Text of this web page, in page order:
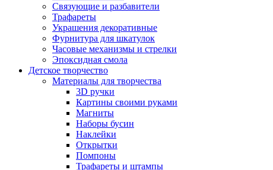
Связующие и разбавители
Трафареты
Украшения декоративные
Фурнитура для шкатулок
Часовые механизмы и стрелки
Эпоксидная смола
Детское творчество
Материалы для творчества
3D ручки
Картины своими руками
Магниты
Наборы бусин
Наклейки
Открытки
Помпоны
Трафареты и штампы